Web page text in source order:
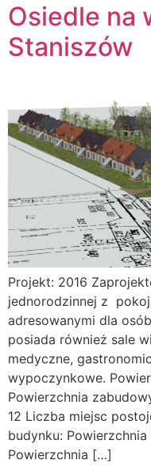
Osiedle na
Staniszów
Projekt: 2016
jednorodzinnej z
adresowanymi dla
posiada również sale
medyczne,
wypoczynkowe.
Powierzchnia
12 Liczba miejsc
budynku:
Powierzchnia […]